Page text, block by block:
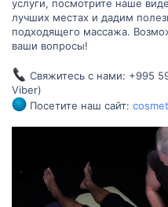
услуги, посмотрите наше
лучших местах и дадим
подходящего массажа.
ваши вопросы!
Свяжитесь с нами: +995
Viber)
Посетите наш сайт: